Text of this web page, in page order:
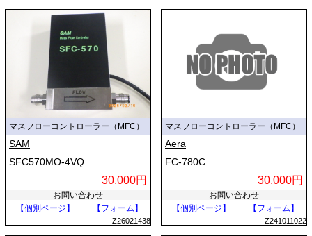
マスフローコントローラー（MFC）
SAM
SFC570MO-4VQ
30,000円
お問い合わせ
【個別ページ】
【フォーム】
Z26021438
マスフローコントローラー（MFC）
Aera
FC-780C
30,000円
お問い合わせ
【個別ページ】
【フォーム】
Z241011022